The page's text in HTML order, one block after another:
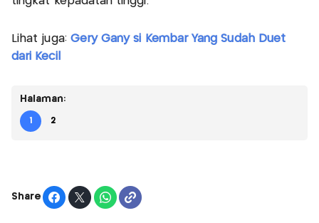
Lihat juga: Gery Gany si Kembar Yang Sudah Duet
dari Kecil
Halaman:
1 2
Share